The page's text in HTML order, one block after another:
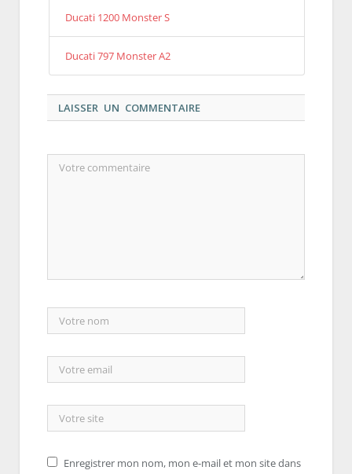
Ducati 1200 Monster S
Ducati 797 Monster A2
LAISSER UN COMMENTAIRE
Enregistrer mon nom, mon e-mail et mon site dans